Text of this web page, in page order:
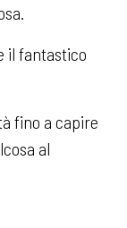
il fantastico
fino a capire
al